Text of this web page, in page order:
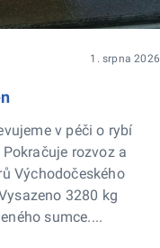
1. srpna 2026
v péči o rybí
rozvoz a
Východočeského
3280 kg
sumce....